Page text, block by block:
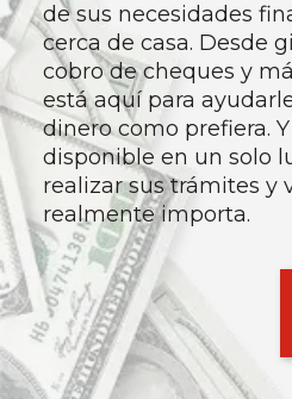
de sus necesidades
cerca de casa. Desde
cobro de cheques y
está aquí para
dinero como prefiera.
disponible en un solo
realizar sus trámites y
realmente importa.